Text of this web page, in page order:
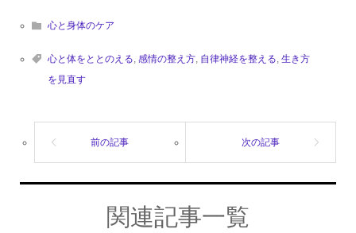
心と身体のケア
心と体をととのえる ,感情の整え方 自律神経を整える ,生き方
を見直す
関連記事一覧